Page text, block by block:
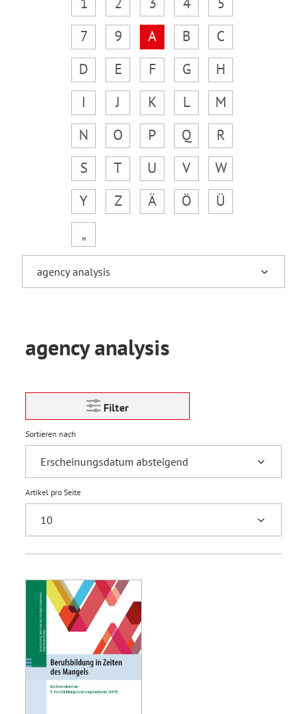
7
9 A B
C
D
E F G
H
I
J K L
M
N
O P Q
R
S
T U V
W
Y
Z Ä Ö
Ü
„
agency analysis
Filter
Sortieren nach
Artikel pro Seite